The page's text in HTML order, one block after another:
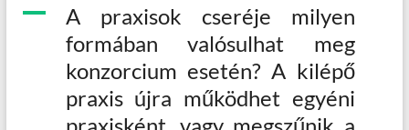
A
A praxisok cseréje milyen
formában valósulhat meg
konzorcium esetén? A kilépő
praxis újra működhet egyéni